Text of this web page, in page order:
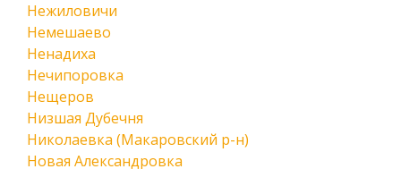
Нежиловичи
Немешаево
Ненадиха
Нечипоровка
Нещеров
Низшая Дубечня
Николаевка (Макаровский р-н)
Новая Александровка